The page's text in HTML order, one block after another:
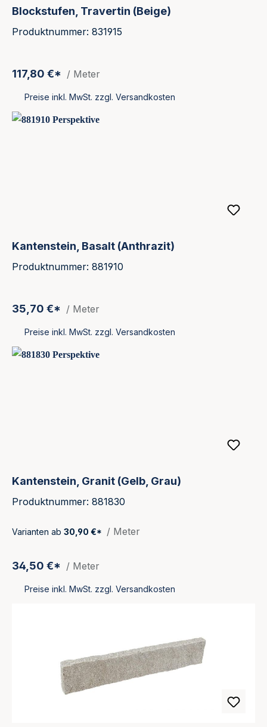
Blockstufen, Travertin (Beige)
Produktnummer: 831915
117,80 €* / Meter
Preise inkl. MwSt. zzgl. Versandkosten
Kantenstein, Basalt (Anthrazit)
Produktnummer: 881910
35,70 €* / Meter
Preise inkl. MwSt. zzgl. Versandkosten
Kantenstein, Granit (Gelb, Grau)
Produktnummer: 881830
Varianten ab 30,90 €* / Meter
34,50 €* / Meter
Preise inkl. MwSt. zzgl. Versandkosten